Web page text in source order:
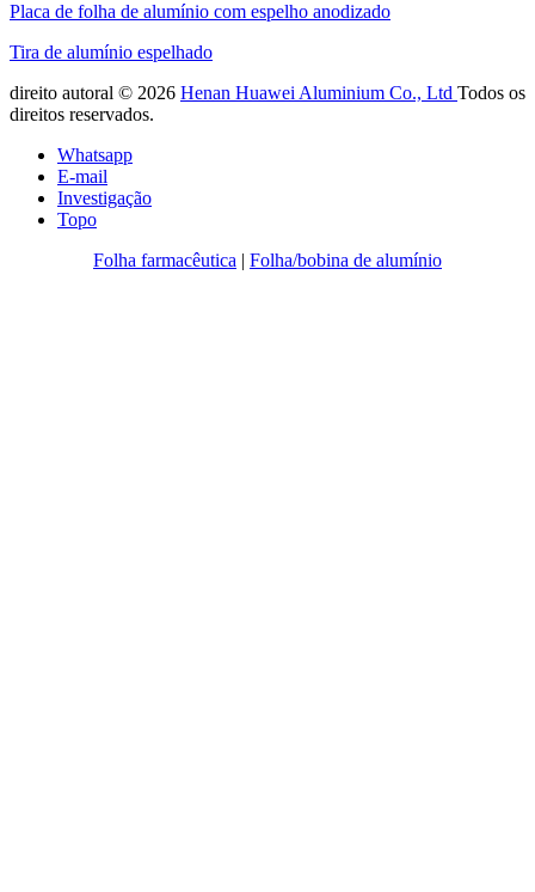
Placa de folha de alumínio com espelho anodizado
Tira de alumínio espelhado
direito autoral © 2026 Henan Huawei Aluminium Co., Ltd Todos os
direitos reservados.
Whatsapp
E-mail
Investigação
Topo
Folha farmacêutica | Folha/bobina de alumínio